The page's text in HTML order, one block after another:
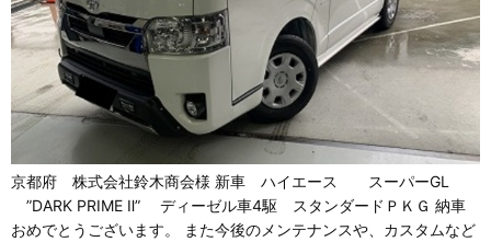
京都府 株式会社鈴木商会様 新車 ハイエース スーパーGL
”DARK PRIME Ⅱ” ディーゼル車4駆 スタンダードＰＫＧ 納車
おめでとうございます。 また今後のメンテナンスや、カスタムなど